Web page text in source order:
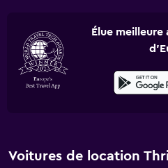
Élue
Voitures de location